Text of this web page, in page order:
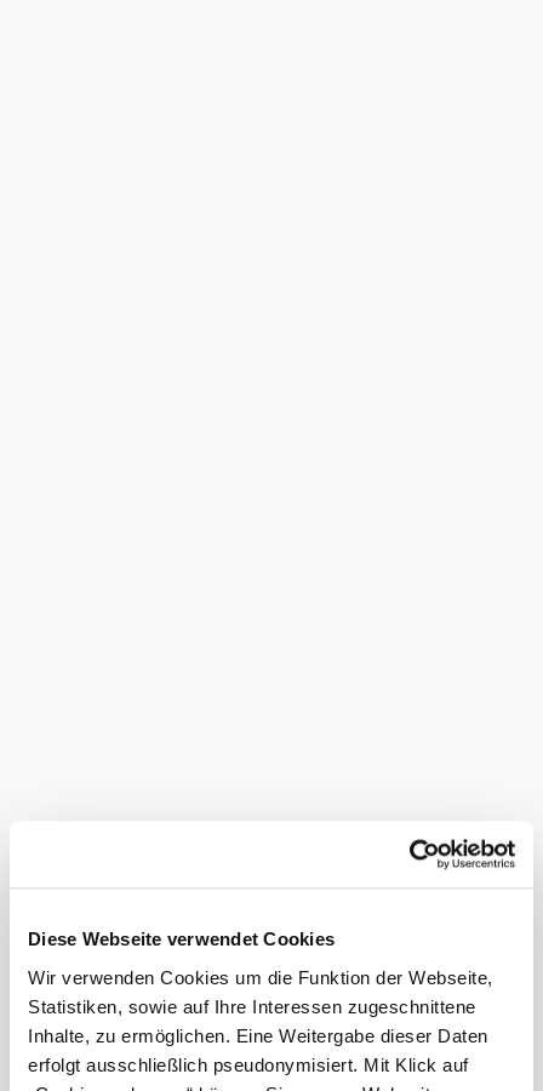
Diese Webseite verwendet Cookies
Wir verwenden Cookies um die Funktion der Webseite,
Statistiken, sowie auf Ihre Interessen zugeschnittene
Inhalte, zu ermöglichen. Eine Weitergabe dieser Daten
erfolgt ausschließlich pseudonymisiert. Mit Klick auf